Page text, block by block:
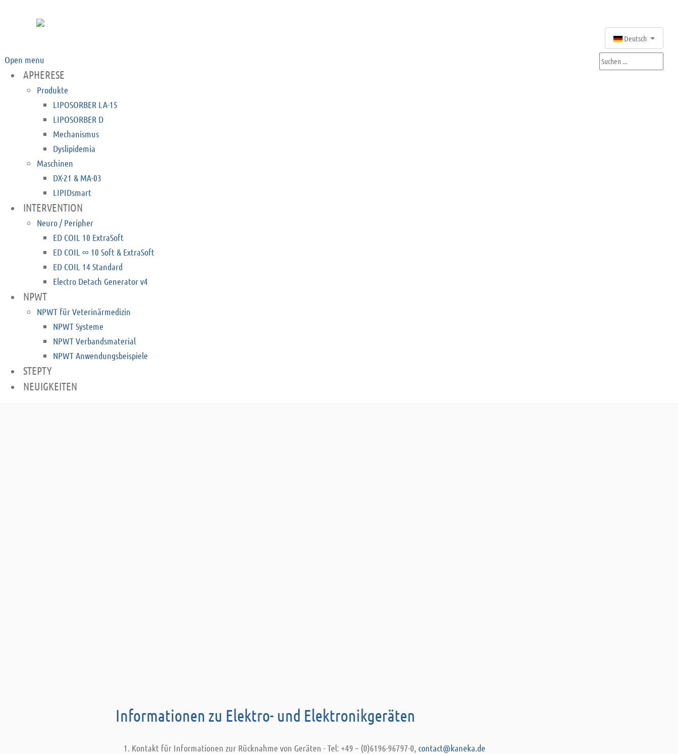
Deutsch
Open menu
APHERESE
Produkte
LIPOSORBER LA-15
LIPOSORBER D
Mechanismus
Dyslipidemia
Maschinen
DX-21 & MA-03
LIPIDsmart
INTERVENTION
Neuro / Peripher
ED COIL 10 ExtraSoft
ED COIL ∞ 10 Soft & ExtraSoft
ED COIL 14 Standard
Electro Detach Generator v4
NPWT
NPWT für Veterinärmedizin
NPWT Systeme
NPWT Verbandsmaterial
NPWT Anwendungsbeispiele
STEPTY
NEUIGKEITEN
Suchen ...
Informationen zu Elektro- und Elektronikgeräten
Kontakt für Informationen zur Rücknahme von Geräten - Tel: +49 – (0)6196-96797-0,contact@kaneka.de